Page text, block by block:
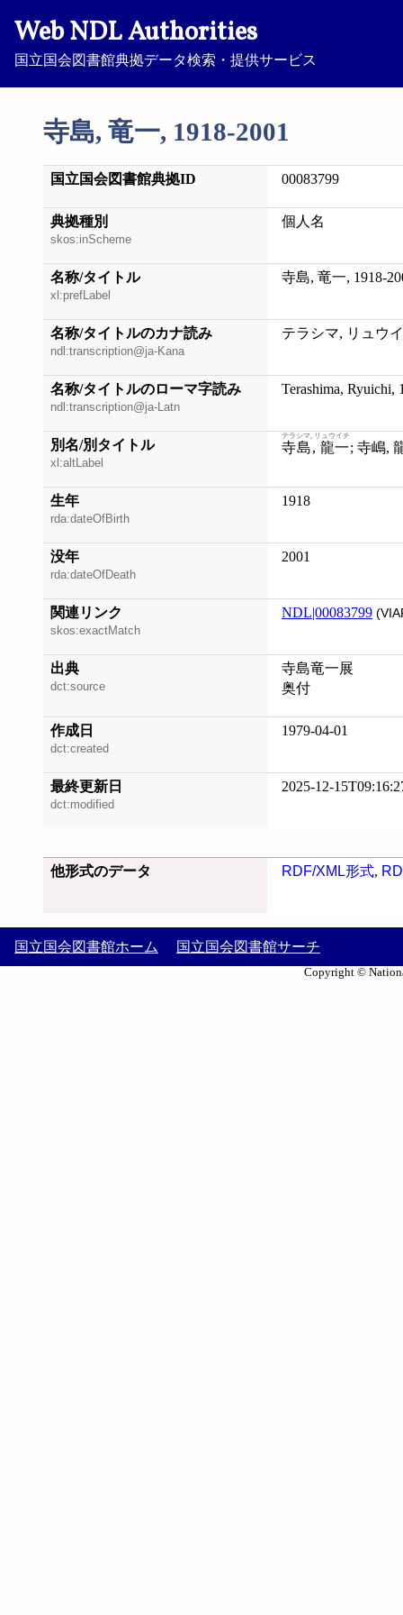
Web NDL Authorities
国立国会図書館典拠データ検索・提供サービス
寺島, 竜一, 1918-2001
国立国会図書館典拠ID 00083799
典拠種別
skos:inScheme
個人名
名称/タイトル
xl:prefLabel
寺島, 竜一, 1918-
名称/タイトルのカナ読み
ndl:transcription@ja-Kana
テラシマ, リュウ
名称/タイトルのローマ字読み
ndl:transcription@ja-Latn
Terashima, Ryuichi,
別名/別タイトル
xl:altLabel
寺島, 龍一
テラシマ, リュウイチ
; 寺嶋,
生年
rda:dateOfBirth
1918
没年
rda:dateOfDeath
2001
関連リンク
skos:exactMatch
NDL|00083799
出典
dct:source
寺島竜一展
奥付
作成日
dct:created
1979-04-01
最終更新日
dct:modified
2025-12-
他形式のデータ RDF/XML形式,
国立国会図書館ホーム 国立国会図書館サーチ
Copyright ©